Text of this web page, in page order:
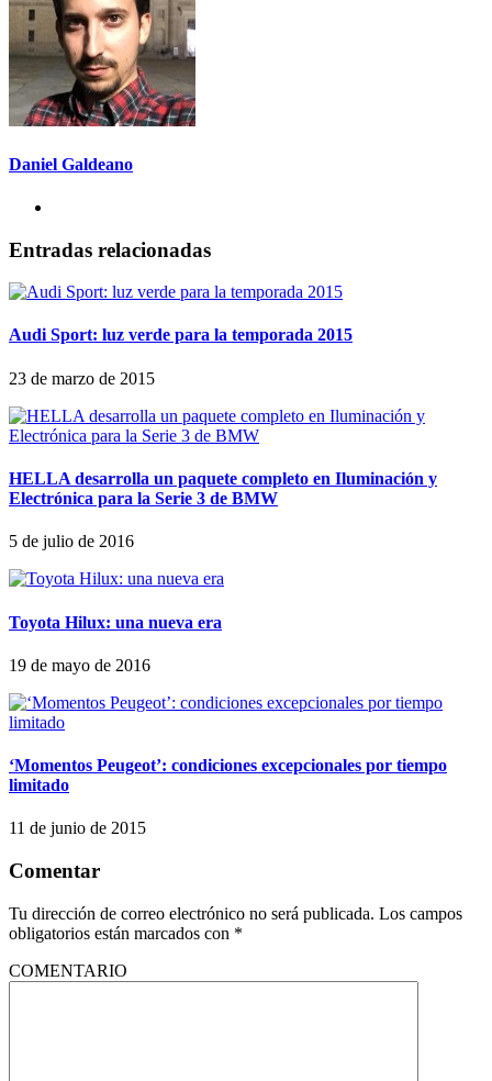
Daniel Galdeano
Entradas relacionadas
Audi Sport: luz verde para la temporada 2015
23 de marzo de 2015
HELLA desarrolla un paquete completo en Iluminación y
Electrónica para la Serie 3 de BMW
5 de julio de 2016
Toyota Hilux: una nueva era
19 de mayo de 2016
‘Momentos Peugeot’: condiciones excepcionales por tiempo
limitado
11 de junio de 2015
Comentar
Tu dirección de correo electrónico no será publicada. Los campos
obligatorios están marcados con *
COMENTARIO